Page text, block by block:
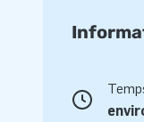
nous offrons
toute attente